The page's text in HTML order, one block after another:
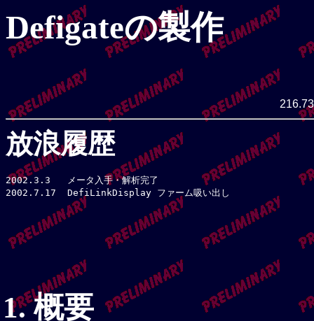
Defigateの製作
放浪履歴
2002.3.3   メータ入手・解析完了
概要